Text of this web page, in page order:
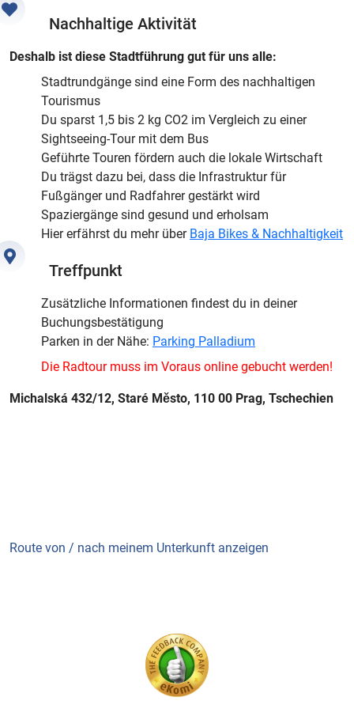
Nachhaltige Aktivität
Deshalb ist diese Stadtführung gut für uns alle:
Stadtrundgänge sind eine Form des nachhaltigen
Tourismus
Du sparst 1,5 bis 2 kg CO2 im Vergleich zu einer
Sightseeing-Tour mit dem Bus
Geführte Touren fördern auch die lokale Wirtschaft
Du trägst dazu bei, dass die Infrastruktur für
Fußgänger und Radfahrer gestärkt wird
Spaziergänge sind gesund und erholsam
Hier erfährst du mehr über Baja Bikes & Nachhaltigkeit
Treffpunkt
Zusätzliche Informationen findest du in deiner
Buchungsbestätigung
Parken in der Nähe: Parking Palladium
Die Radtour muss im Voraus online gebucht werden!
Michalská 432/12, Staré Město, 110 00 Prag, Tschechien
Route von / nach meinem Unterkunft anzeigen